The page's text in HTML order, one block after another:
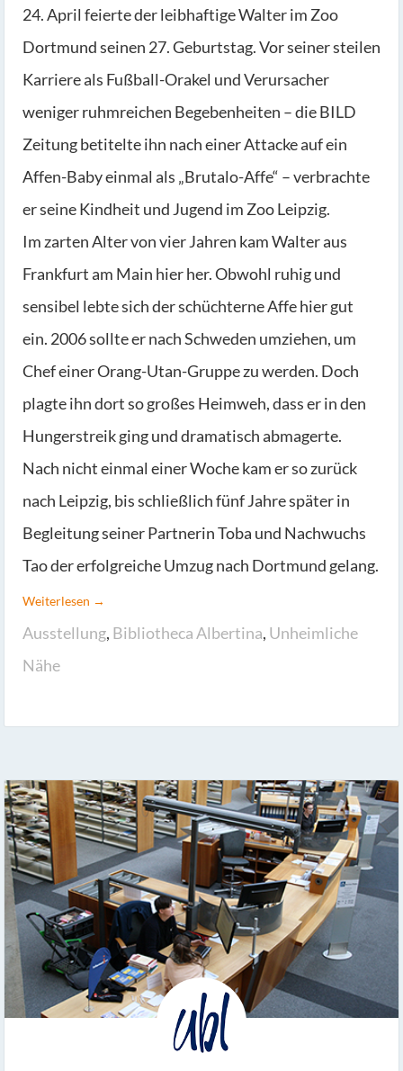
24. April feierte der leibhaftige Walter im Zoo
Dortmund seinen 27. Geburtstag. Vor seiner steilen
Karriere als Fußball-Orakel und Verursacher
weniger ruhmreichen Begebenheiten – die BILD
Zeitung betitelte ihn nach einer Attacke auf ein
Affen-Baby einmal als „Brutalo-Affe“ – verbrachte
er seine Kindheit und Jugend im Zoo Leipzig.
Im zarten Alter von vier Jahren kam Walter aus
Frankfurt am Main hier her. Obwohl ruhig und
sensibel lebte sich der schüchterne Affe hier gut
ein. 2006 sollte er nach Schweden umziehen, um
Chef einer Orang-Utan-Gruppe zu werden. Doch
plagte ihn dort so großes Heimweh, dass er in den
Hungerstreik ging und dramatisch abmagerte.
Nach nicht einmal einer Woche kam er so zurück
nach Leipzig, bis schließlich fünf Jahre später in
Begleitung seiner Partnerin Toba und Nachwuchs
Tao der erfolgreiche Umzug nach Dortmund gelang.
Weiterlesen →
Ausstellung, Bibliotheca Albertina, Unheimliche
Nähe